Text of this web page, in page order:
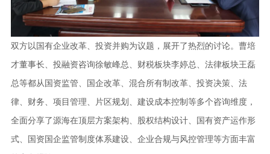
双方以国有企业改革、投资并购为议题，展开了热烈的讨论。曹培
才董事长、投融资咨询徐敏峰总、财税板块李婷总、法律板块王磊
总等都从国资监管、国企改革、混合所有制改革、投资决策、法
律、财务、项目管理、片区规划、建设成本控制等多个咨询维度，
全面分享了源海在顶层方案架构、股权结构设计、国有资产运作形
式、国资国企监管制度体系建设、企业合规与风控管理等方面丰富